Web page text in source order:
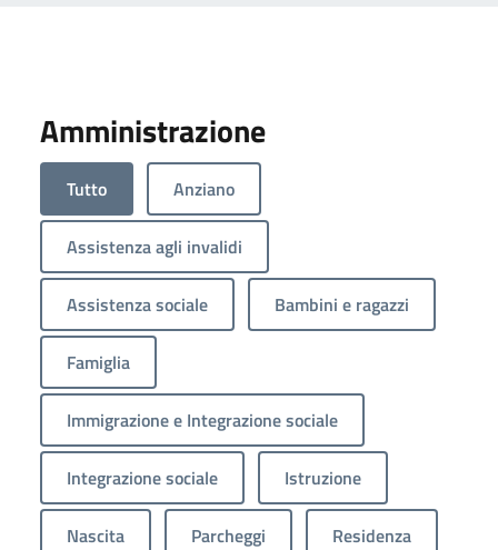
Amministrazione
Tutto Anziano
Assistenza agli invalidi
Assistenza sociale Bambini e ragazzi
Famiglia
Immigrazione e Integrazione sociale
Integrazione sociale Istruzione
Nascita Parcheggi Residenza